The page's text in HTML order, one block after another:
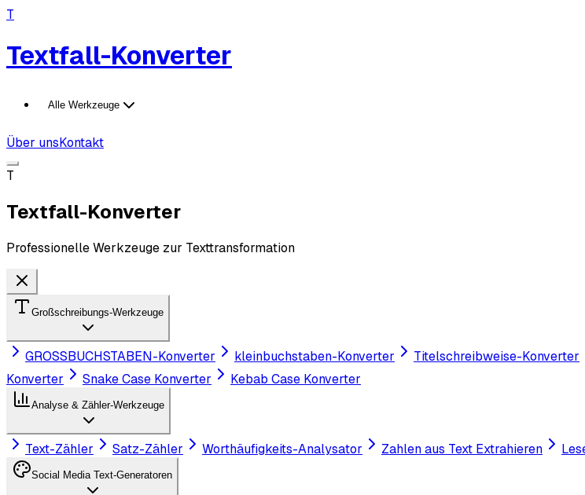
T
Textfall-Konverter
Alle Werkzeuge
Über unsKontakt
T
Textfall-Konverter
Professionelle Werkzeuge zur Texttransformation
Großschreibungs-Werkzeuge
GROSSBUCHSTABEN-Konverter kleinbuchstaben-Konverter Titelschreibweise-Konverter
Konverter
Snake Case Konverter Kebab Case Konverter
Analyse & Zähler-Werkzeuge
Text-Zähler Satz-Zähler Worthäufigkeits-Analysator Zahlen aus Text Extrahieren
Social Media Text-Generatoren